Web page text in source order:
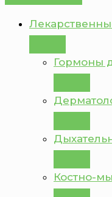
Гормоны
Костно-